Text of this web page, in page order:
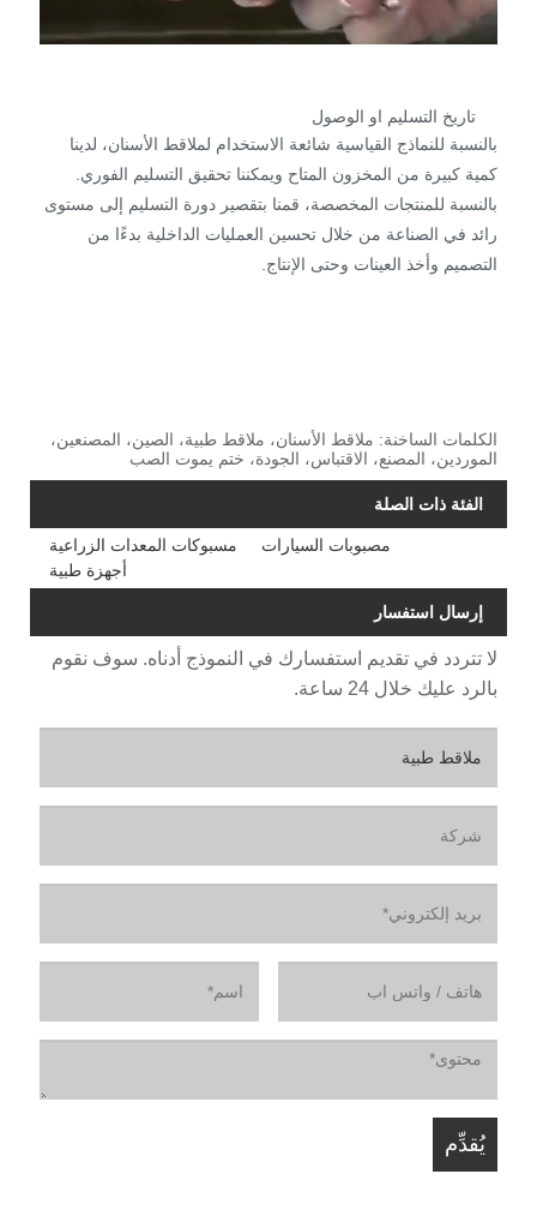
تاريخ التسليم او الوصول
بالنسبة للنماذج القياسية شائعة الاستخدام لملاقط الأسنان، لدينا
كمية كبيرة من المخزون المتاح ويمكننا تحقيق التسليم الفوري.
بالنسبة للمنتجات المخصصة، قمنا بتقصير دورة التسليم إلى مستوى
رائد في الصناعة من خلال تحسين العمليات الداخلية بدءًا من
التصميم وأخذ العينات وحتى الإنتاج.
الكلمات الساخنة: ملاقط الأسنان، ملاقط طبية، الصين، المصنعين،
الموردين، المصنع، الاقتباس، الجودة، ختم يموت الصب
الفئة ذات الصلة
مسبوكات المعدات الزراعية
مصبوبات السيارات
أجهزة طبية
إرسال استفسار
لا تتردد في تقديم استفسارك في النموذج أدناه. سوف نقوم
بالرد عليك خلال 24 ساعة.